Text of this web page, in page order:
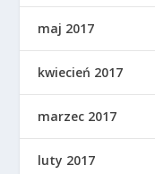
maj 2017
kwiecień 2017
marzec 2017
luty 2017